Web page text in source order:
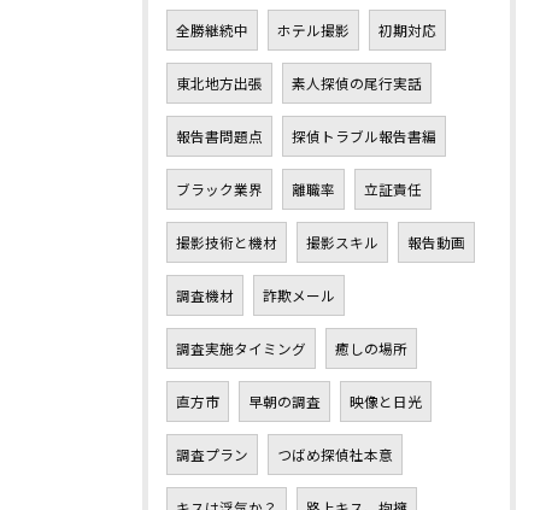
全勝継続中 ホテル撮影 初期対応
東北地方出張 素人探偵の尾行実話
報告書問題点 探偵トラブル報告書編
ブラック業界 離職率 立証責任
撮影技術と機材 撮影スキル 報告動画
調査機材 詐欺メール
調査実施タイミング 癒しの場所
直方市 早朝の調査 映像と日光
調査プラン つばめ探偵社本意